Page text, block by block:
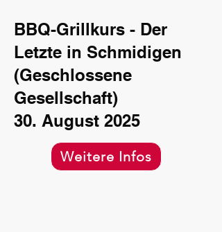
BBQ-Grillkurs - Der
Letzte in Schmidigen
(Geschlossene
Gesellschaft)
30. August 2025
Weitere Infos